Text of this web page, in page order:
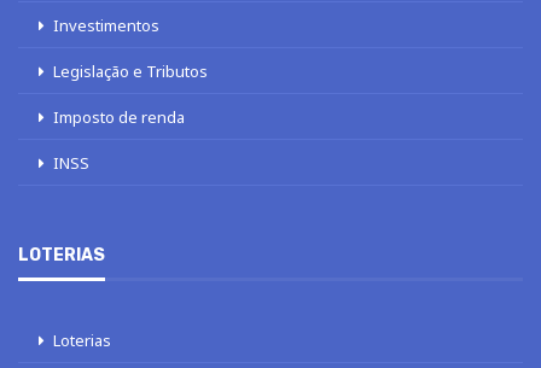
Investimentos
Legislação e Tributos
Imposto de renda
INSS
LOTERIAS
Loterias